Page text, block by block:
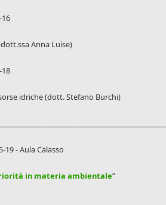
Anna Luise)
idriche (dott. Stefano Burchi)
19 - Aula Calasso
in materia ambientale”